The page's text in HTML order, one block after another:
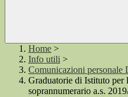
Home >
Info utili >
Comunicazioni personale
Graduatorie di Istituto per
soprannumerario a.s.